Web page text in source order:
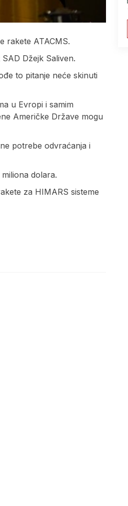
rakete ATACMS.
Džejk Saliven.
to pitanje neće skinuti
u Evropi i samim
Američke Države mogu
potrebe odvraćanja i
dolara.
za HIMARS sisteme